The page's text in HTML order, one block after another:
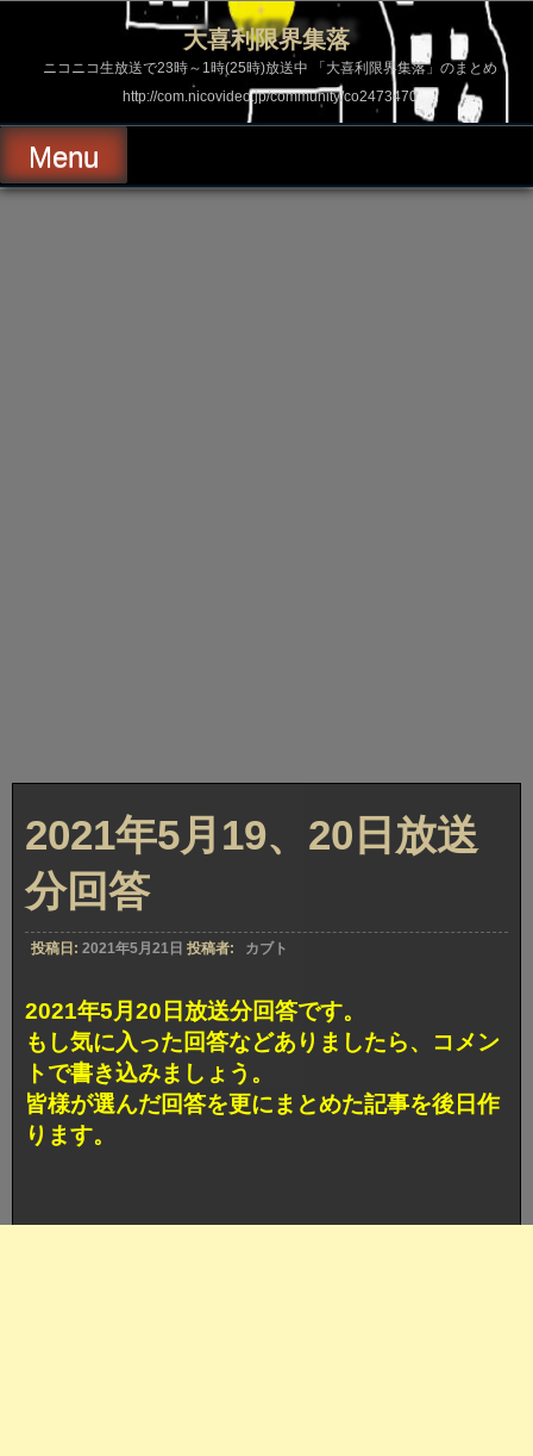
ス
ッ
プ
大喜利限界集落
ニコニコ生放送で23時～1時(25時)放送中 「大喜利限界集落」のまとめ
http://com.nicovideo.jp/community/co2473470
Menu
2021年5月19、20日放送
分回答
投稿日: 2021年5月21日 投稿者: カブト
2021年5月20日放送分回答です。
もし気に入った回答などありましたら、コメン
トで書き込みましょう。
皆様が選んだ回答を更にまとめた記事を後日作
ります。